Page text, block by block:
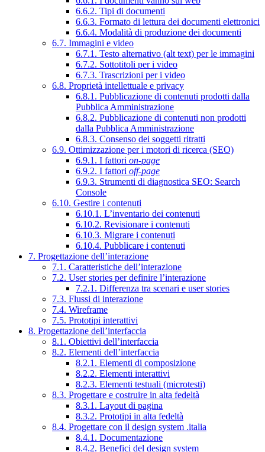
6.6.2. Tipi di documenti
6.6.3. Formato di lettura dei documenti elettronici
6.6.4. Modalità di produzione dei documenti
6.7. Immagini e video
6.7.1. Testo alternativo (alt text) per le immagini
6.7.2. Sottotitoli per i video
6.7.3. Trascrizioni per i video
6.8. Proprietà intellettuale e privacy
6.8.1. Pubblicazione di contenuti prodotti dalla
Pubblica Amministrazione
6.8.2. Pubblicazione di contenuti non prodotti
dalla Pubblica Amministrazione
6.8.3. Consenso dei soggetti ritratti
6.9. Ottimizzazione per i motori di ricerca (SEO)
6.9.1. I fattori on-page
6.9.2. I fattori off-page
6.9.3. Strumenti di diagnostica SEO: Search
Console
6.10. Gestire i contenuti
6.10.1. L’inventario dei contenuti
6.10.2. Revisionare i contenuti
6.10.3. Migrare i contenuti
6.10.4. Pubblicare i contenuti
7. Progettazione dell’interazione
7.1. Caratteristiche dell’interazione
7.2. User stories per definire l’interazione
7.2.1. Differenza tra scenari e user stories
7.3. Flussi di interazione
7.4. Wireframe
7.5. Prototipi interattivi
8. Progettazione dell’interfaccia
8.1. Obiettivi dell’interfaccia
8.2. Elementi dell’interfaccia
8.2.1. Elementi di composizione
8.2.2. Elementi interattivi
8.2.3. Elementi testuali (microtesti)
8.3. Progettare e costruire in alta fedeltà
8.3.1. Layout di pagina
8.3.2. Prototipi in alta fedeltà
8.4. Progettare con il design system .italia
8.4.1. Documentazione
8.4.2. Benefici del design system